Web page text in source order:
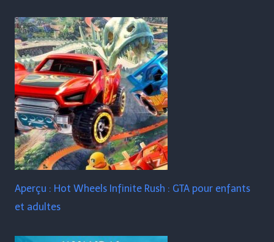
Aperçu : Hot Wheels Infinite Rush : GTA pour enfants
et adultes